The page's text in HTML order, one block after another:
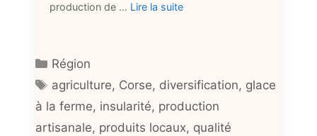
production de … Lire la suite
Catégories
Région
Étiquettes
agriculture, Corse, diversification, glace
à la ferme, insularité, production
artisanale, produits locaux, qualité